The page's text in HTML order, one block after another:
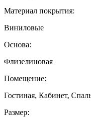
Материал покрытия:
Виниловые
Основа:
Флизелиновая
Помещение:
Гостиная, Кабинет,
Размер: